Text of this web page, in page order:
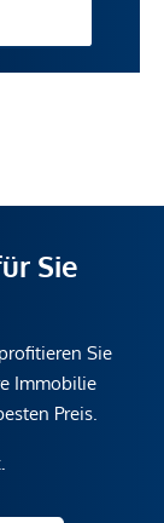
Sie
Sie
Immobilie
Preis.